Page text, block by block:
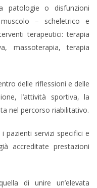
patologie o disfunzioni
– scheletrico e
terapeutici: terapia
massoterapia, terapia
delle riflessioni e delle
l’attività sportiva, la
nel percorso riabilitativo.
pazienti servizi specifici e
accreditate prestazioni
di unire un’elevata